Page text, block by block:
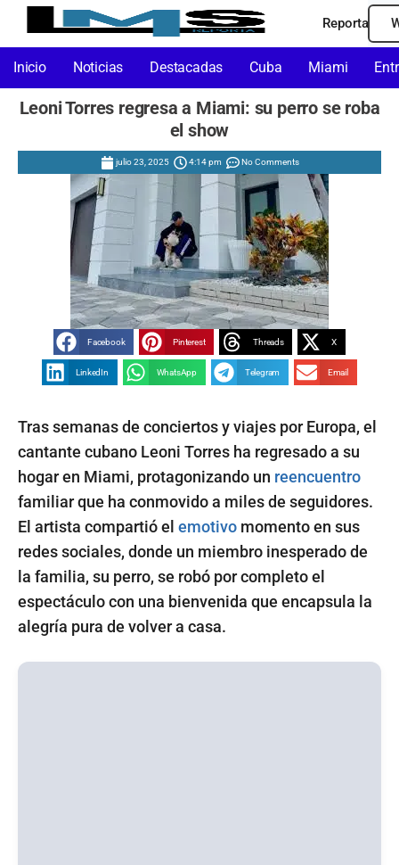
Reporta
Inicio Noticias Destacadas Cuba Miami
Leoni Torres regresa a Miami: su perro se roba
el show
julio 23, 2025 4:14 pm No Comments
Facebook Pinterest Threads X
LinkedIn WhatsApp Telegram Email
Tras semanas de conciertos y viajes por Europa, el
cantante cubano Leoni Torres ha regresado a su
hogar en Miami, protagonizando un reencuentro
familiar que ha conmovido a miles de seguidores.
El artista compartió el emotivo momento en sus
redes sociales, donde un miembro inesperado de
la familia, su perro, se robó por completo el
espectáculo con una bienvenida que encapsula la
alegría pura de volver a casa.